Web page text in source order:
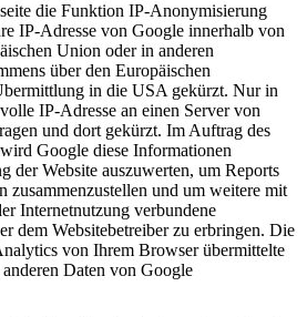
die Funktion IP-Anonymisierung
IP-Adresse von Google innerhalb von
Union oder in anderen
über den Europäischen
in die USA gekürzt. Nur in
IP-Adresse an einen Server von
und dort gekürzt. Im Auftrag des
Google diese Informationen
der Website auszuwerten, um Reports
zusammenzustellen und um weitere mit
Internetnutzung verbundene
dem Websitebetreiber zu erbringen. Die
von Ihrem Browser übermittelte
Daten von Google